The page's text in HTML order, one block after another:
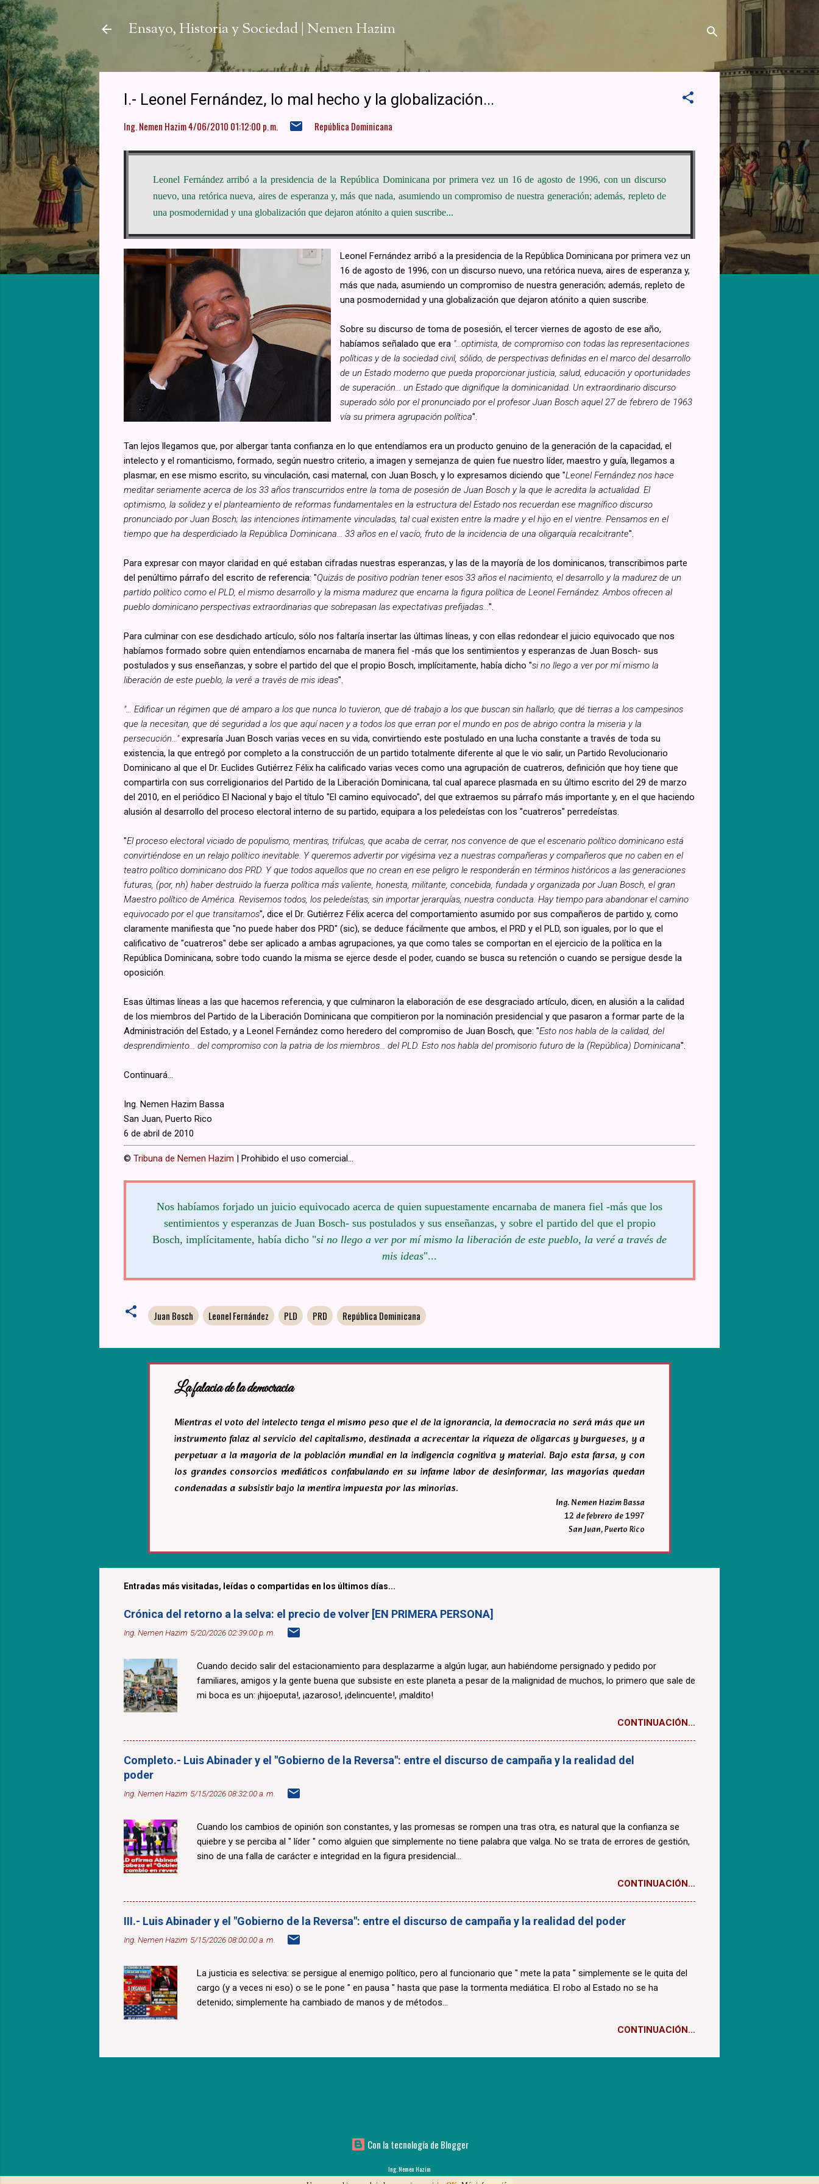
Ensayo, Historia y Sociedad | Nemen Hazim
I.- Leonel Fernández, lo mal hecho y la globalización...
Ing. Nemen Hazim4/06/2010 01:12:00 p. m. República Dominicana
Leonel Fernández arribó a la presidencia de la República Dominicana por primera vez un 16 de agosto de 1996, con un discurso
nuevo, una retórica nueva, aires de esperanza y, más que nada, asumiendo un compromiso de nuestra generación; además, repleto de
una posmodernidad y una globalización que dejaron atónito a quien suscribe​...
Leonel Fernández arribó a la presidencia de la República Dominicana por primera vez un
16 de agosto de 1996, con un discurso nuevo, una retórica nueva, aires de esperanza y,
más que nada, asumiendo un compromiso de nuestra generación; además, repleto de
una posmodernidad y una globalización que dejaron atónito a quien suscribe.
Sobre su discurso de toma de posesión, el tercer viernes de agosto de ese año,
habíamos señalado que era "...optimista, de compromiso con todas las representaciones
políticas y de la sociedad civil, sólido, de perspectivas definidas en el marco del desarrollo
de un Estado moderno que pueda proporcionar justicia, salud, educación y oportunidades
de superación... un Estado que dignifique la dominicanidad. Un extraordinario discurso
superado sólo por el pronunciado por el profesor Juan Bosch aquel 27 de febrero de 1963
vía su primera agrupación política".
Tan lejos llegamos que, por albergar tanta confianza en lo que entendíamos era un producto genuino de la generación de la capacidad, el
intelecto y el romanticismo, formado, según nuestro criterio, a imagen y semejanza de quien fue nuestro líder, maestro y guía, llegamos a
plasmar, en ese mismo escrito, su vinculación, casi maternal, con Juan Bosch, y lo expresamos diciendo que "Leonel Fernández nos hace
meditar seriamente acerca de los 33 años transcurridos entre la toma de posesión de Juan Bosch y la que le acredita la actualidad. El
optimismo, la solidez y el planteamiento de reformas fundamentales en la estructura del Estado nos recuerdan ese magnífico discurso
pronunciado por Juan Bosch; las intenciones íntimamente vinculadas, tal cual existen entre la madre y el hijo en el vientre. Pensamos en el
tiempo que ha desperdiciado la República Dominicana... 33 años en el vacío, fruto de la incidencia de una oligarquía recalcitrante".
Para expresar con mayor claridad en qué estaban cifradas nuestras esperanzas, y las de la mayoría de los dominicanos, transcribimos parte
del penúltimo párrafo del escrito de referencia: "Quizás de positivo podrían tener esos 33 años el nacimiento, el desarrollo y la madurez de un
partido político como el PLD, el mismo desarrollo y la misma madurez que encarna la figura política de Leonel Fernández. Ambos ofrecen al
pueblo dominicano perspectivas extraordinarias que sobrepasan las expectativas prefijadas... ".
Para culminar con ese desdichado artículo, sólo nos faltaría insertar las últimas líneas, y con ellas redondear el juicio equivocado que nos
habíamos formado sobre quien entendíamos encarnaba de manera fiel -más que los sentimientos y esperanzas de Juan Bosch- sus
postulados y sus enseñanzas, y sobre el partido del que el propio Bosch, implícitamente, había dicho "si no llego a ver por mí mismo la
liberación de este pueblo, la veré a través de mis ideas".
"… Edificar un régimen que dé amparo a los que nunca lo tuvieron, que dé trabajo a los que buscan sin hallarlo, que dé tierras a los campesinos
que la necesitan, que dé seguridad a los que aquí nacen y a todos los que erran por el mundo en pos de abrigo contra la miseria y la
persecución..."expresaría Juan Bosch varias veces en su vida, convirtiendo este postulado en una lucha constante a través de toda su
existencia, la que entregó por completo a la construcción de un partido totalmente diferente al que le vio salir, un Partido Revolucionario
Dominicano al que el Dr. Euclides Gutiérrez Félix ha calificado varias veces como una agrupación de cuatreros, definición que hoy tiene que
compartirla con sus correligionarios del Partido de la Liberación Dominicana, tal cual aparece plasmada en su último escrito del 29 de marzo
del 2010, en el periódico El Nacional y bajo el título "El camino equivocado", del que extraemos su párrafo más importante y, en el que haciendo
alusión al desarrollo del proceso electoral interno de su partido, equipara a los peledeístas con los "cuatreros" perredeístas.
"El proceso electoral viciado de populismo, mentiras, trifulcas, que acaba de cerrar, nos convence de que el escenario político dominicano está
convirtiéndose en un relajo político inevitable. Y queremos advertir por vigésima vez a nuestras compañeras y compañeros que no caben en el
teatro político dominicano dos PRD. Y que todos aquellos que no crean en ese peligro le responderán en términos históricos a las generaciones
futuras, (por, nh) haber destruido la fuerza política más valiente, honesta, militante, concebida, fundada y organizada por Juan Bosch, el gran
Maestro político de América. Revisemos todos, los peledeístas, sin importar jerarquías, nuestra conducta. Hay tiempo para abandonar el camino
equivocado por el que transitamos", dice el Dr. Gutiérrez Félix acerca del comportamiento asumido por sus compañeros de partido y, como
claramente manifiesta que "no puede haber dos PRD" (sic), se deduce fácilmente que ambos, el PRD y el PLD, son iguales, por lo que el
calificativo de "cuatreros" debe ser aplicado a ambas agrupaciones, ya que como tales se comportan en el ejercicio de la política en la
República Dominicana, sobre todo cuando la misma se ejerce desde el poder, cuando se busca su retención o cuando se persigue desde la
oposición.
Esas últimas líneas a las que hacemos referencia, y que culminaron la elaboración de ese desgraciado artículo, dicen, en alusión a la calidad
de los miembros del Partido de la Liberación Dominicana que compitieron por la nominación presidencial y que pasaron a formar parte de la
Administración del Estado, y a Leonel Fernández como heredero del compromiso de Juan Bosch, que: "Esto nos habla de la calidad, del
desprendimiento... del compromiso con la patria de los miembros... del PLD. Esto nos habla del promisorio futuro de la (República) Dominicana".
Continuará...
Ing. Nemen Hazim Bassa
San Juan, Puerto Rico
6 de abril de 2010
© Tribuna de Nemen Hazim | Prohibido el uso comercial...
Nos habíamos forjado un juicio equivocado acerca de quien supuestamente encarnaba de manera fiel -más que los
sentimientos y esperanzas de Juan Bosch- sus postulados y sus enseñanzas, y sobre el partido del que el propio
Bosch, implícitamente, había dicho "si no llego a ver por mí mismo la liberación de este pueblo, la veré a través de
mis ideas"...
Juan Bosch Leonel Fernández PLD PRD República Dominicana
La falacia de la democracia
Mientras el voto del intelecto tenga el mismo peso que el de la ignorancia, la democracia no será más que un
instrumento falaz al servicio del capitalismo, destinada a acrecentar la riqueza de oligarcas y burgueses, y a
perpetuar a la mayoria de la población mundial en la indigencia cognitiva y material. Bajo esta farsa, y con
los grandes consorcios mediáticos confabulando en su infame labor de desinformar, las mayorías quedan
condenadas a subsistir bajo la mentira impuesta por las minorias.
Ing. Nemen Hazim Bassa
12 de febrero de 1997
San Juan, Puerto Rico
Entradas más visitadas, leídas o compartidas en los últimos días...
Crónica del retorno a la selva: el precio de volver [EN PRIMERA PERSONA]
Ing. Nemen Hazim 5/20/2026 02:39:00 p. m.
Cuando decido salir del estacionamiento para desplazarme a algún lugar, aun habiéndome persignado y pedido por
familiares, amigos y la gente buena que subsiste en este planeta a pesar de la malignidad de muchos, lo primero que sale de
mi boca es un: ¡hijoeputa!, ¡azaroso!, ¡delincuente!, ¡maldito!
CONTINUACIÓN...
Completo.- Luis Abinader y el "Gobierno de la Reversa": entre el discurso de campaña y la realidad del
poder
Ing. Nemen Hazim 5/15/2026 08:32:00 a. m.
Cuando los cambios de opinión son constantes, y las promesas se rompen una tras otra, es natural que la confianza se
quiebre y se perciba al " líder " como alguien que simplemente no tiene palabra que valga. No se trata de errores de gestión,
sino de una falla de carácter e integridad en la figura presidencial...
CONTINUACIÓN...
III.- Luis Abinader y el "Gobierno de la Reversa": entre el discurso de campaña y la realidad del poder
Ing. Nemen Hazim 5/15/2026 08:00:00 a. m.
La justicia es selectiva: se persigue al enemigo político, pero al funcionario que " mete la pata " simplemente se le quita del
cargo (y a veces ni eso) o se le pone " en pausa " hasta que pase la tormenta mediática. El robo al Estado no se ha
detenido; simplemente ha cambiado de manos y de métodos...
CONTINUACIÓN...
Con la tecnología de Blogger
Ing. Nemen Hazim